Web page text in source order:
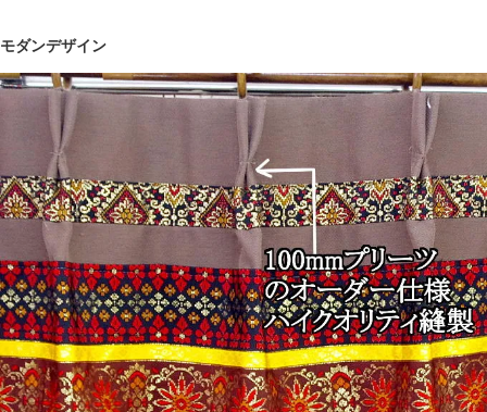
モダンデザイン